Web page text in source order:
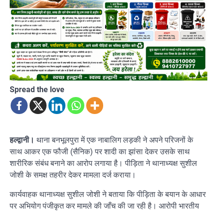
Spread the love
हल्द्वानी। थाना बनभूलपुरा में एक नाबालिग लड़की ने अपने परिजनों के
साथ आकर एक फौजी (सैनिक) पर शादी का झांसा देकर उसके साथ
शारीरिक संबंध बनाने का आरोप लगाया है। पीड़िता ने थानाध्यक्ष सुशील
जोशी के समक्ष तहरीर देकर मामला दर्ज कराया।
कार्यवाहक थानाध्यक्ष सुशील जोशी ने बताया कि पीड़िता के बयान के आधार
पर अभियोग पंजीकृत कर मामले की जाँच की जा रही है। आरोपी भारतीय